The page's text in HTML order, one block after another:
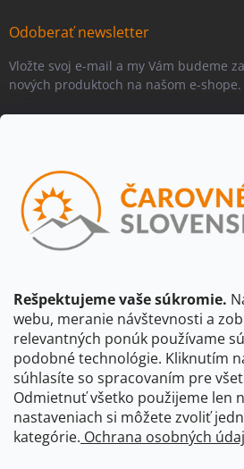
Rešpektujeme vaše súkromie.
webu, meranie návštevnosti a
relevantných ponúk používame
podobné technológie. Kliknutím
súhlasíte so spracovaním pre
Odmietnuť všetko použijeme len
nastaveniach si môžete zvoliť
kategórie. Ochrana osobných
Odoberať newsletter
Vložte svoj e-mail a my Vám budeme
nových produktoch na našom e-shope.
Vložením e-mailu súhlasíte s
údajov
Beriem na vedomie, že adresa bude
údajov dostupnými na tejto stránke.
Prihlásiť sa
CBS Slovensko CBS Česko Shocart
Čarovné